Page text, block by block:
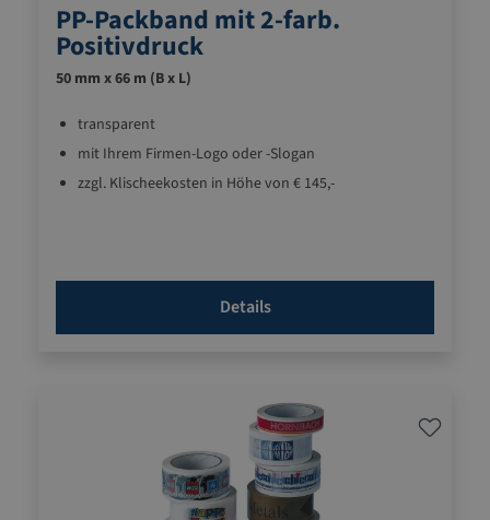
PP-Packband mit 2-farb.
Positivdruck
50 mm x 66 m (B x L)
transparent
mit Ihrem Firmen-Logo oder -Slogan
zzgl. Klischeekosten in Höhe von € 145,-
Details